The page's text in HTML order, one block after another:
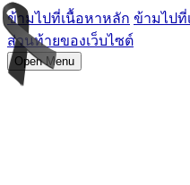
ข้ามไปที่เนื้อหาหลัก ข้ามไปที่
ส่วนท้ายของเว็บไซต์
Open Menu